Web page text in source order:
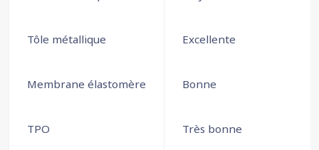
Tôle métallique Excellente
Membrane élastomère Bonne
TPO Très bonne